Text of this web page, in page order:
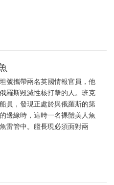
號攜帶兩名英國情報官員，他
羅斯毀滅性核打擊的人。班克
員，發現正處於與俄羅斯的第
邊緣時，這時一名裸體美人魚
雷管中。艦長現必須面對兩